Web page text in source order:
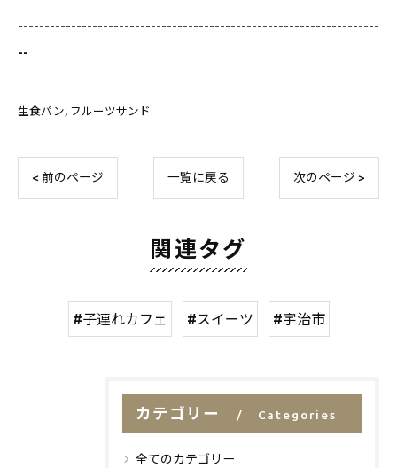
--------------------------------------------------------------------
--
生食パン フルーツサンド
< 前のページ 一覧に戻る 次のページ >
関連タグ
#子連れカフェ #スイーツ #宇治市
カテゴリー Categories
全てのカテゴリー